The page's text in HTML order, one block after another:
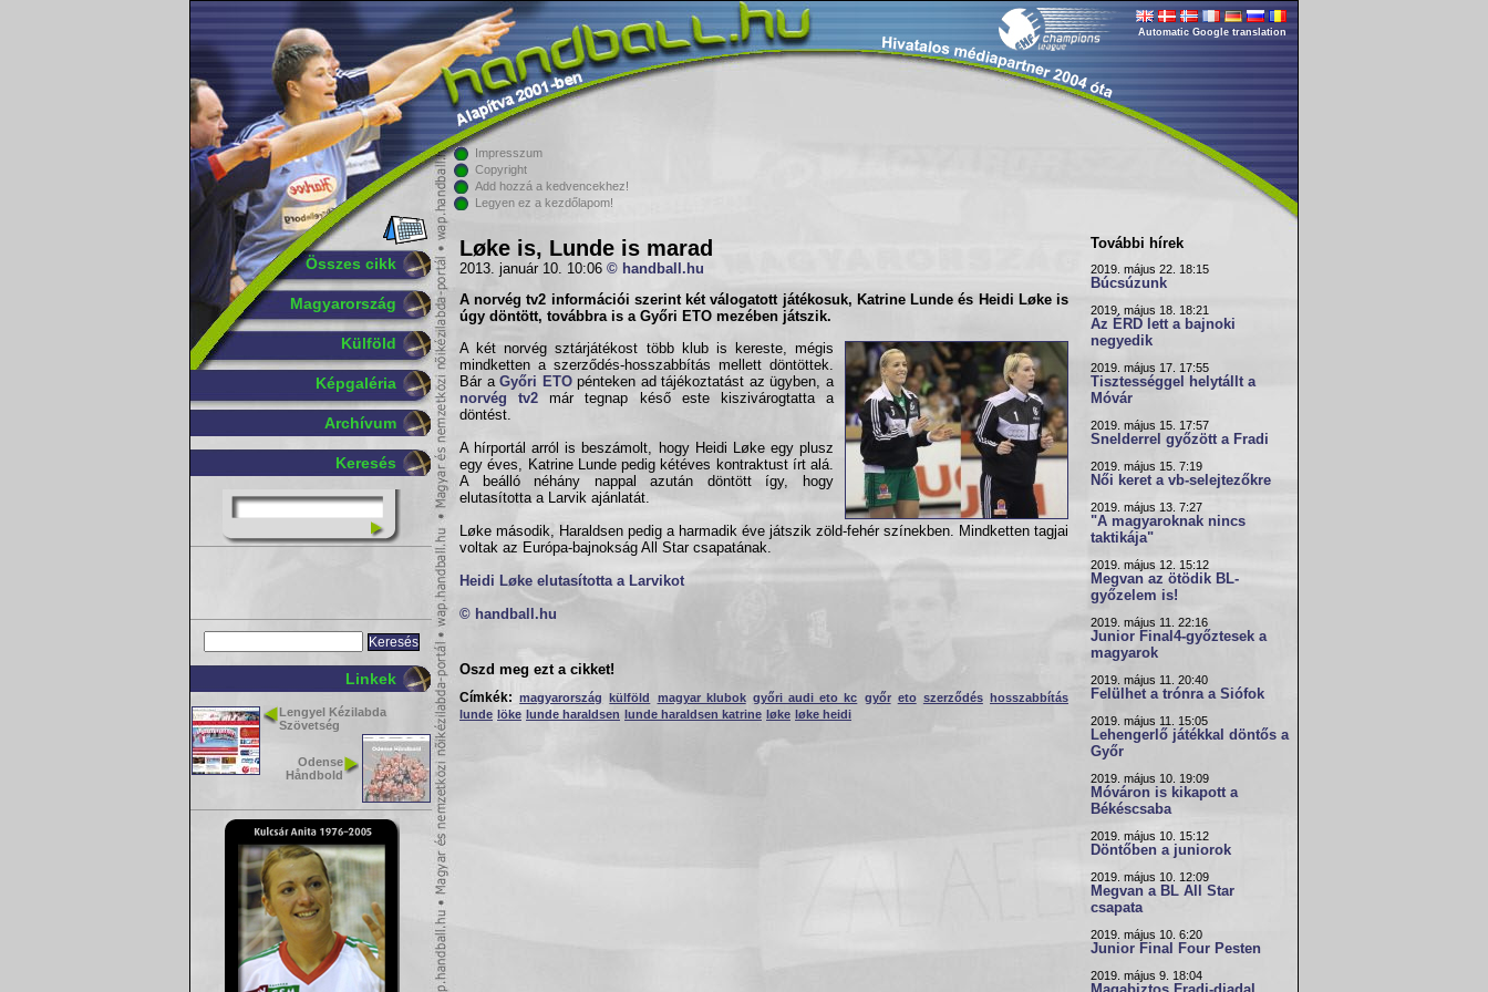
Összes cikk
Magyarország
Külföld
Képgaléria
Archívum
Keresés
Linkek
Lengyel Kézilabda
Szövetség
Odense
Håndbold
Automatic Google translation
Impresszum
Copyright
Add hozzá a kedvencekhez!
Legyen ez a kezdőlapom!
Løke is, Lunde is marad
2013. január 10. 10:06 © handball.hu
A norvég tv2 információi szerint két válogatott játékosuk, Katrine Lunde és Heidi Løkeis
úgy döntött, továbbra is a Győri ETO mezében játszik.
A két norvég sztárjátékost több klub is kereste, mégis
mindketten a szerződés-hosszabbítás mellett döntöttek.
Bár aGyőri ETOpénteken ad tájékoztatást az ügyben, a
norvég tv2 már tegnap késő este kiszivárogtatta a
döntést.
A hírportál arról is beszámolt, hogy Heidi Løke egy plusz
egy éves, Katrine Lunde pedig kétéves kontraktust írt alá.
A beálló néhány nappal azután döntött így, hogy
elutasította a Larvik ajánlatát.
Løke második, Haraldsen pedig a harmadik éve játszik zöld-fehér színekben. Mindketten tagjai
voltak az Európa-bajnokság All Star csapatának.
Heidi Løke elutasította a Larvikot
© handball.hu
Oszd meg ezt a cikket!
Címkék: magyarország külföld magyar klubok győri audi eto kc győr eto szerződés hosszabbítás
lunde löke lunde haraldsen lunde haraldsen katrine løke løke heidi
További hírek
2019. május 22. 18:15
Búcsúzunk
2019. május 18. 18:21
Az ÉRD lett a bajnoki
negyedik
2019. május 17. 17:55
Tisztességgel helytállt a
Móvár
2019. május 15. 17:57
Snelderrel győzött a Fradi
2019. május 15. 7:19
Női keret a vb-selejtezőkre
2019. május 13. 7:27
"A magyaroknak nincs
taktikája"
2019. május 12. 15:12
Megvan az ötödik BL-
győzelem is!
2019. május 11. 22:16
Junior Final4-győztesek a
magyarok
2019. május 11. 20:40
Felülhet a trónra a Siófok
2019. május 11. 15:05
Lehengerlő játékkal döntős a
Győr
2019. május 10. 19:09
Móváron is kikapott a
Békéscsaba
2019. május 10. 15:12
Döntőben a juniorok
2019. május 10. 12:09
Megvan a BL All Star
csapata
2019. május 10. 6:20
Junior Final Four Pesten
2019. május 9. 18:04